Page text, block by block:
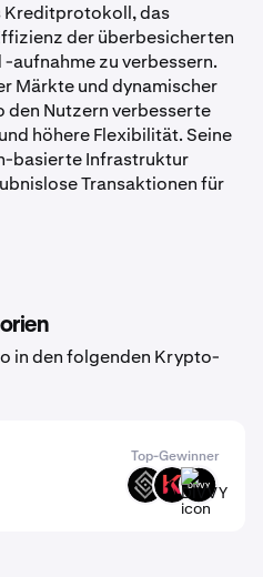
Kreditprotokoll, das
der überbesicherten
zu verbessern.
Märkte und dynamischer
Nutzern verbesserte
höhere Flexibilität. Seine
basierte Infrastruktur
Transaktionen für
in den folgenden Krypto-
Top-Gewinner
DECT KAR DIVVY